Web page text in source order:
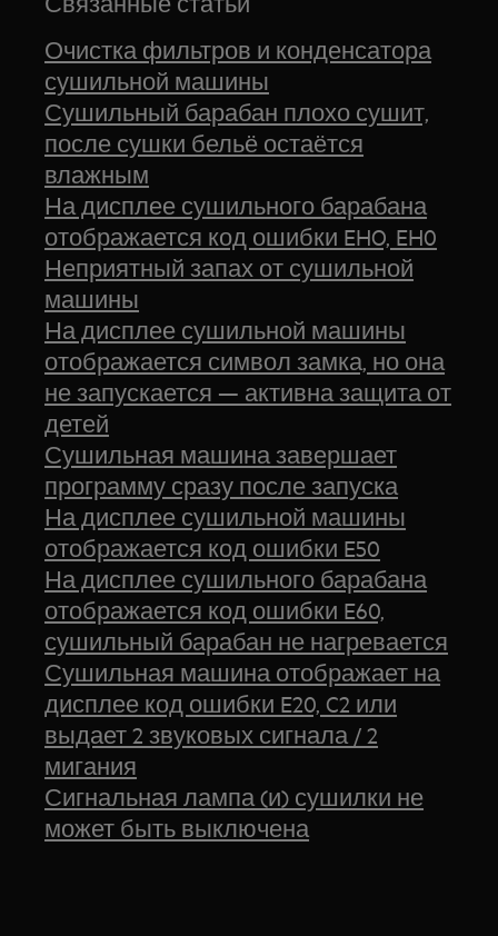
Очистка фильтров и конденсатора
сушильной машины
Сушильный барабан плохо сушит,
после сушки бельё остаётся
влажным
На дисплее сушильного барабана
отображается код ошибки EHO, EH0
Неприятный запах от сушильной
машины
На дисплее сушильной машины
отображается символ замка, но она
не запускается — активна защита от
детей
Сушильная машина завершает
программу сразу после запуска
На дисплее сушильной машины
отображается код ошибки E50
На дисплее сушильного барабана
отображается код ошибки E60,
сушильный барабан не нагревается
Сушильная машина отображает на
дисплее код ошибки E20, C2 или
выдает 2 звуковых сигнала / 2
мигания
Сигнальная лампа (и) сушилки не
может быть выключена